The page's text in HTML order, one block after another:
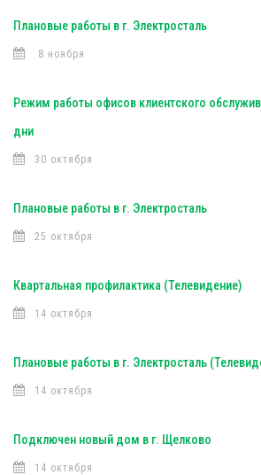
Плановые работы в г. Электросталь
8 ноября
Режим работы офисов клиентского
дни
30 октября
Плановые работы в г. Электросталь
25 октября
Квартальная профилактика (Телевидение)
14 октября
Плановые работы в г. Электросталь
14 октября
Подключен новый дом в г. Щелково
14 октября